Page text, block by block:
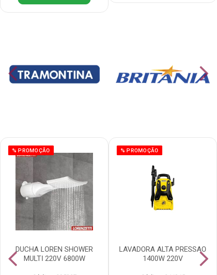
% PROMOÇÃO
DUCHA LOREN SHOWER
MULTI 220V 6800W
% PROMOÇÃO
LAVADORA ALTA PRESSAO
1400W 220V